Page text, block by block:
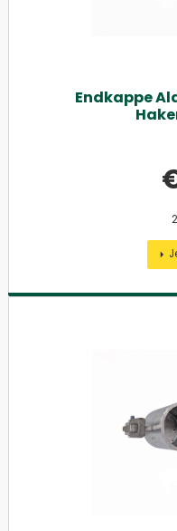
Endkappe